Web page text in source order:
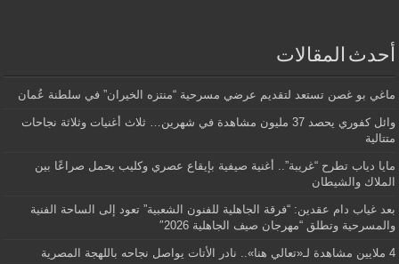
أحدث المقالات
ماغي بو غصن تستعد لتقديم عرضي مسرحية “منتزه الخيران” في سلطنة عُمان
وائل كفوري يحصد 37 مليون مشاهدة في شهرين… ثلاث أغنيات وثلاثة نجاحات
متتالية
مايا دياب تطرح “غريبة”.. أغنية صيفية بإيقاع عصري وكليب يحمل صراعًا بين
الملاك والشيطان
بعد غياب دام عقدين: “فرقة الجاهلية للفنون الشعبية” تعود إلى الساحة الفنية
والمسرحية وتطلق “مهرجان صيف الجاهلية 2026″
4 ملايين مشاهدة لـ«تعالي هنا».. نادر الأتات يواصل نجاحه باللهجة المصرية